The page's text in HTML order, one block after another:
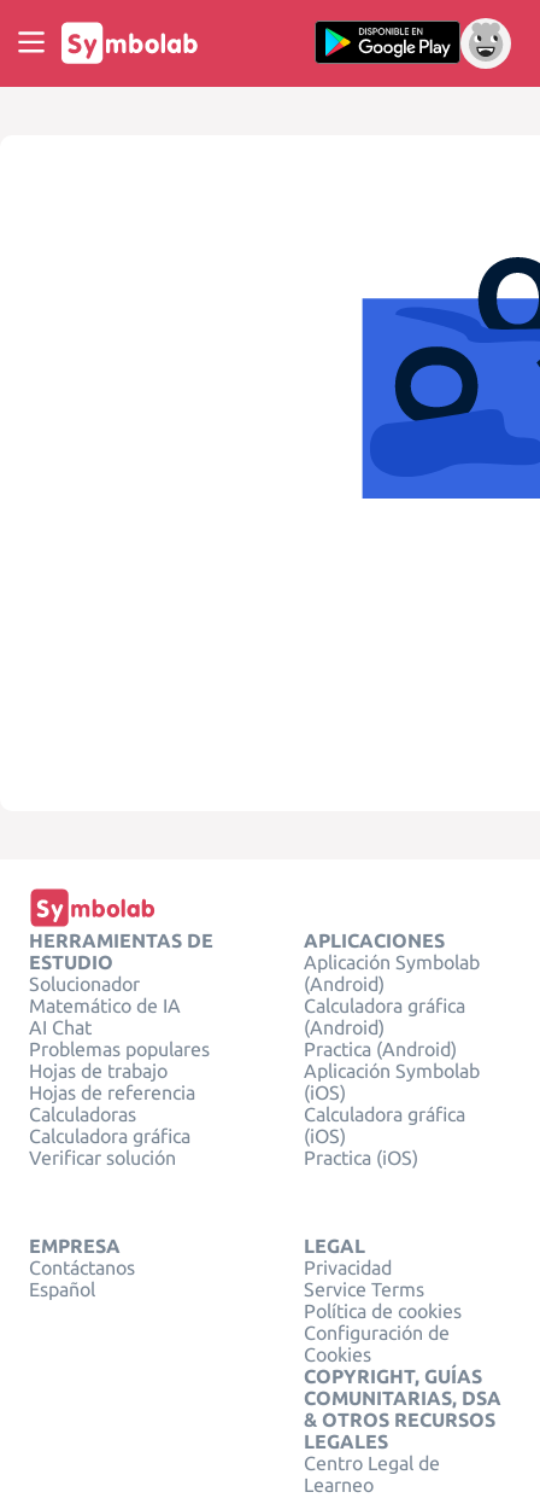
HERRAMIENTAS DE
ESTUDIO
Solucionador
Matemático de IA
AI Chat
Problemas populares
Hojas de trabajo
Hojas de referencia
Calculadoras
Calculadora gráfica
Verificar solución
APLICACIONES
Aplicación Symbolab
(Android)
Calculadora gráfica
(Android)
Practica (Android)
Aplicación Symbolab
(iOS)
Calculadora gráfica
(iOS)
Practica (iOS)
EMPRESA
Contáctanos
Español
LEGAL
Privacidad
Service Terms
Política de cookies
Configuración de
Cookies
COPYRIGHT, GUÍAS
COMUNITARIAS, DSA
& OTROS RECURSOS
LEGALES
Centro Legal de
Learneo